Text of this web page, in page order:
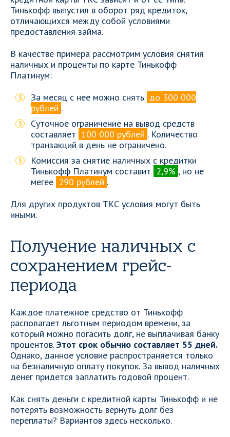
Тинькофф выпустил в оборот ряд кредиток,
отличающихся между собой условиями
предоставления займа.
В качестве примера рассмотрим условия снятия
наличных и проценты по карте Тинькофф
Платинум:
За месяц с нее можно снять до 300 000
рублей .
Суточное ограничение на вывод средств
составляет 100 000 рублей . Количество
транзакций в день не ограничено.
Комиссия за снятие наличных с кредитки
Тинькофф Платинум составит 2,9% , но не
мегее 290 рублей .
Для других продуктов ТКС условия могут быть
иными.
Получение наличных с
сохранением грейс-
периода
Каждое платежное средство от Тинькофф
располагает льготным периодом времени, за
который можно погасить долг, не выплачивая банку
процентов.Этот срок обычно составляет 55 дней.
Однако, данное условие распространяется только
на безналичную оплату покупок. За вывод наличных
денег придется заплатить годовой процент.
Как снять деньги с кредитной карты Тинькофф и не
потерять возможность вернуть долг без
переплаты? Вариантов здесь несколько.